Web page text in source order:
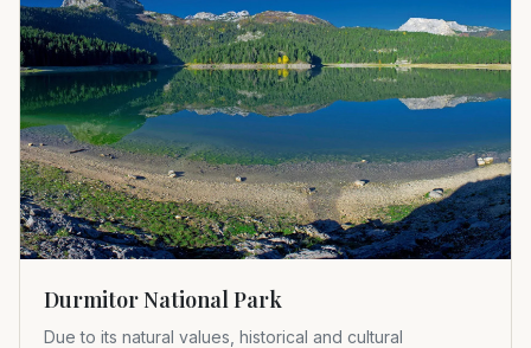
Durmitor National Park
Due to its natural values, historical and cultural